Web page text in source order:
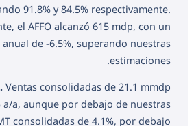
91.8% y 84.5% respectivamente.
el AFFO alcanzó 615 mdp, con un
de -6.5%, superando nuestras
estimaciones.
Ventas consolidadas de 21.1 mmdp
a/a, aunque por debajo de nuestras
consolidadas de 4.1%, por debajo